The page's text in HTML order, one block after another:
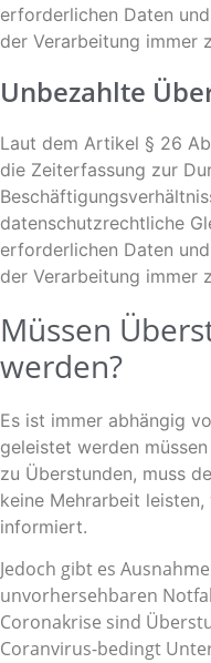
erforderlichen Daten
der Verarbeitung immer
Unbezahlte
Laut dem Artikel § 26
die Zeiterfassung zur
datenschutzrechtliche
erforderlichen Daten
der Verarbeitung immer
Müssen
werden?
Es ist immer abhängig
geleistet werden
zu Überstunden, muss
keine Mehrarbeit
informiert.
Jedoch gibt es
unvorhersehbaren
Coronakrise sind
Coranvirus-bedingt